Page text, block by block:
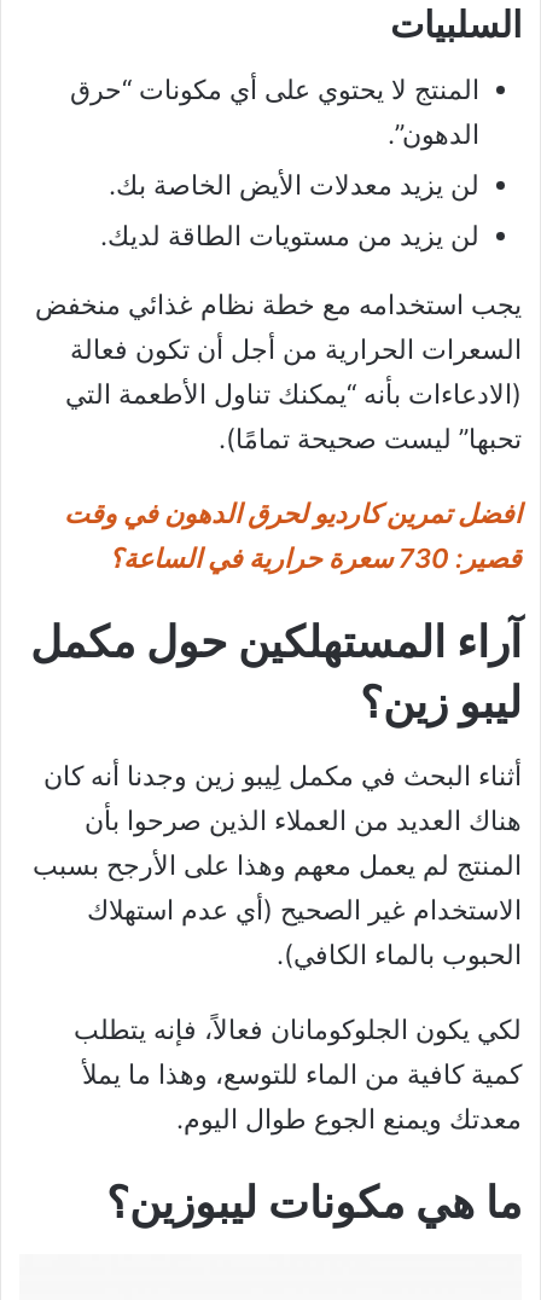
السلبيات
المنتج لا يحتوي على أي مكونات “حرق
الدهون”.
لن يزيد معدلات الأيض الخاصة بك.
لن يزيد من مستويات الطاقة لديك.
يجب استخدامه مع خطة نظام غذائي منخفض
السعرات الحرارية من أجل أن تكون فعالة
(الادعاءات بأنه “يمكنك تناول الأطعمة التي
تحبها” ليست صحيحة تمامًا).
افضل تمرين كارديو لحرق الدهون في وقت
قصير: 730 سعرة حرارية في الساعة؟
آراء المستهلكين حول مكمل
ليبو زين؟
أثناء البحث في مكمل لِيبو زين وجدنا أنه كان
هناك العديد من العملاء الذين صرحوا بأن
المنتج لم يعمل معهم وهذا على الأرجح بسبب
الاستخدام غير الصحيح (أي عدم استهلاك
الحبوب بالماء الكافي).
لكي يكون الجلوكومانان فعالاً، فإنه يتطلب
كمية كافية من الماء للتوسع، وهذا ما يملأ
معدتك ويمنع الجوع طوال اليوم.
ما هي مكونات ليبوزين؟